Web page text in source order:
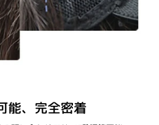
能、完全密着